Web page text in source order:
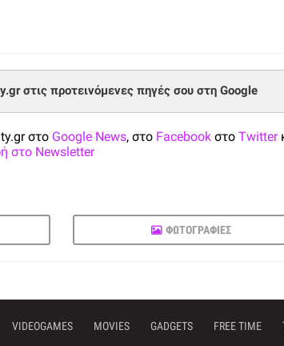
στις προτεινόμενες πηγές σου στη Google
στο Google News, στο Facebook στο Twitter
στο Newsletter
ΦΩΤΟΓΡΑΦΙΕΣ
VIDEOGAMES MOVIES GADGETS FREE TIME